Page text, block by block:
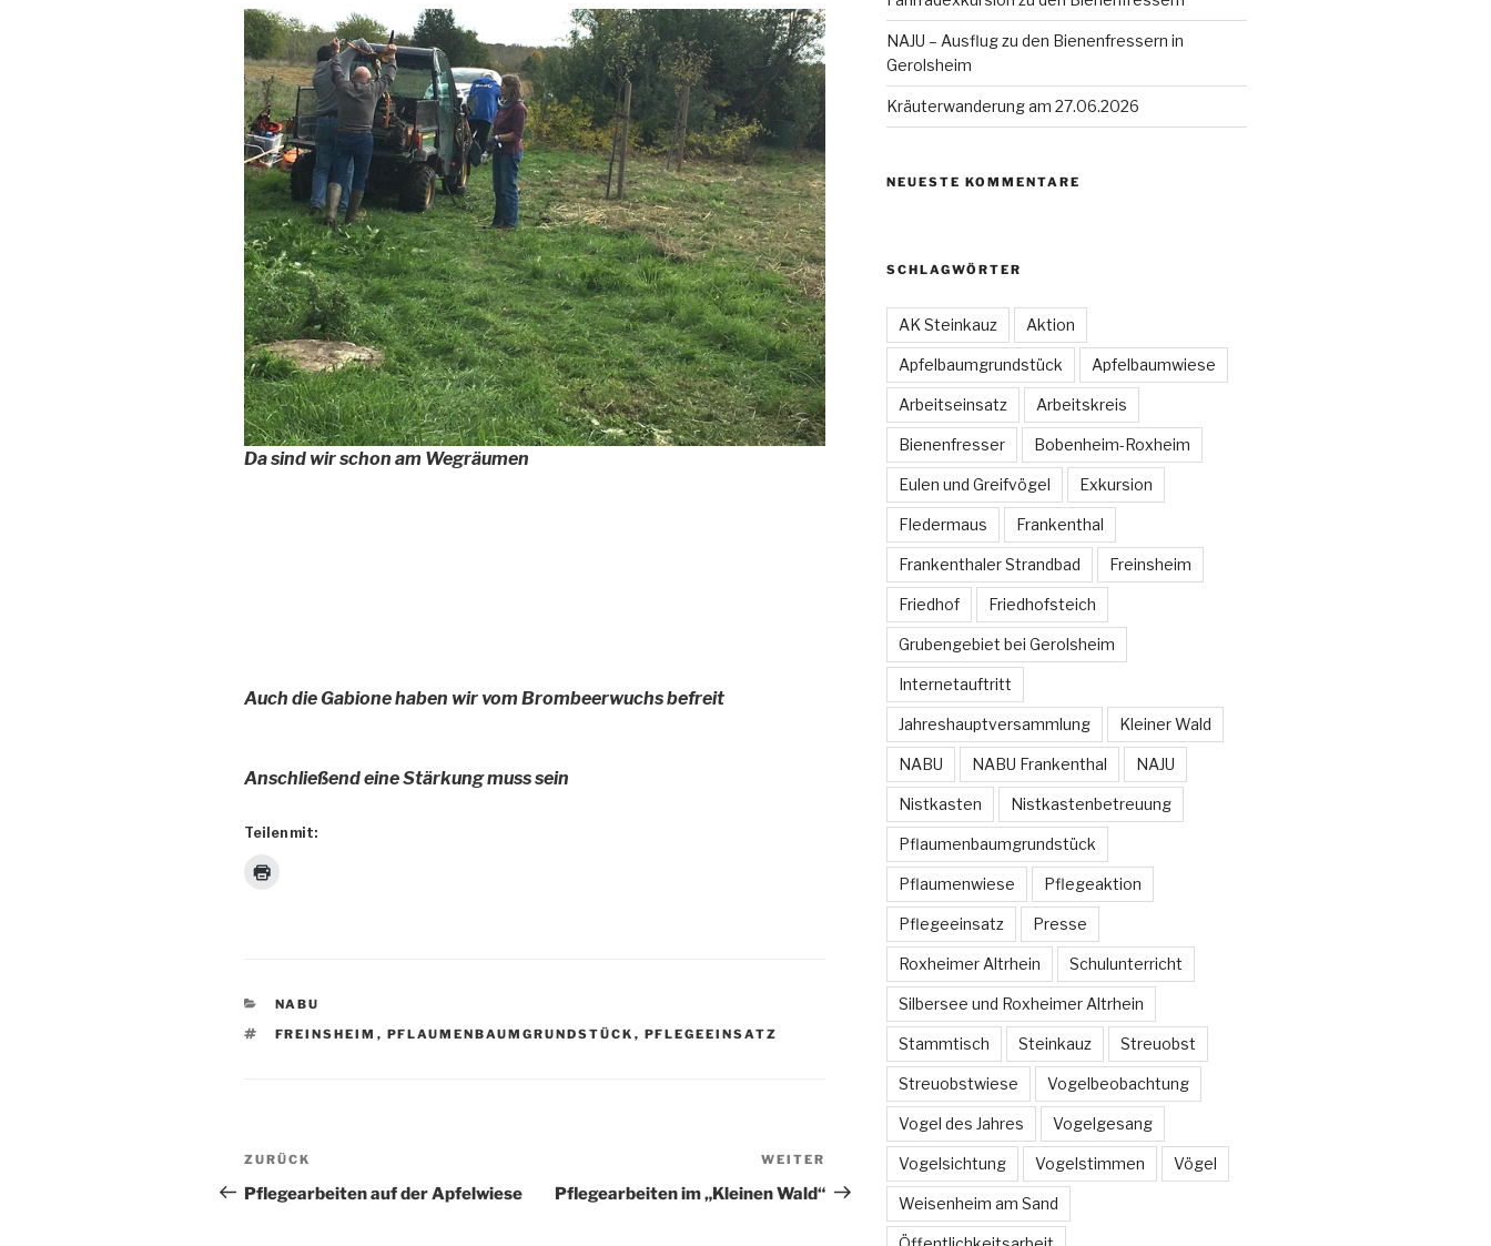
Da sind wir schon am Wegräumen
Auch die Gabione haben wir vom Brombeerwuchs befreit
Anschließend eine Stärkung muss sein
Teilen mit:
KATEGORIEN
NABU
SCHLAGWÖRTER
FREINSHEIM , PFLAUMENBAUMGRUNDSTÜCK , PFLEGEEINSATZ
Beitragsnavigation
Vorheriger
Beitrag
ZURÜCK
Pflegearbeiten auf der Apfelwiese
Nächster
Beitrag
WEITER
Pflegearbeiten im „Kleinen Wald“
NAJU – Ausflug zu den Bienenfressern in
Gerolsheim
Kräuterwanderung am 27.06.2026
NEUESTE KOMMENTARE
SCHLAGWÖRTER
AK Steinkauz Aktion
Apfelbaumgrundstück Apfelbaumwiese
Arbeitseinsatz Arbeitskreis
Bienenfresser Bobenheim-Roxheim
Eulen und Greifvögel Exkursion
Fledermaus Frankenthal
Frankenthaler Strandbad Freinsheim
Friedhof Friedhofsteich
Grubengebiet bei Gerolsheim
Internetauftritt
Jahreshauptversammlung Kleiner Wald
NABU NABU Frankenthal NAJU
Nistkasten Nistkastenbetreuung
Pflaumenbaumgrundstück
Pflaumenwiese Pflegeaktion
Pflegeeinsatz Presse
Roxheimer Altrhein Schulunterricht
Silbersee und Roxheimer Altrhein
Stammtisch Steinkauz Streuobst
Streuobstwiese Vogelbeobachtung
Vogel des Jahres Vogelgesang
Vogelsichtung Vogelstimmen Vögel
Weisenheim am Sand